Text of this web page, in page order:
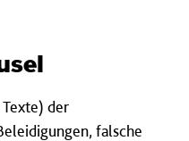
der
falsche